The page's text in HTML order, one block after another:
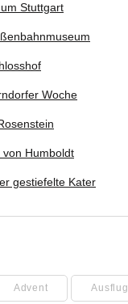
Stuttgart
Woche
von Humboldt
gestiefelte Kater
Advent Ausflug